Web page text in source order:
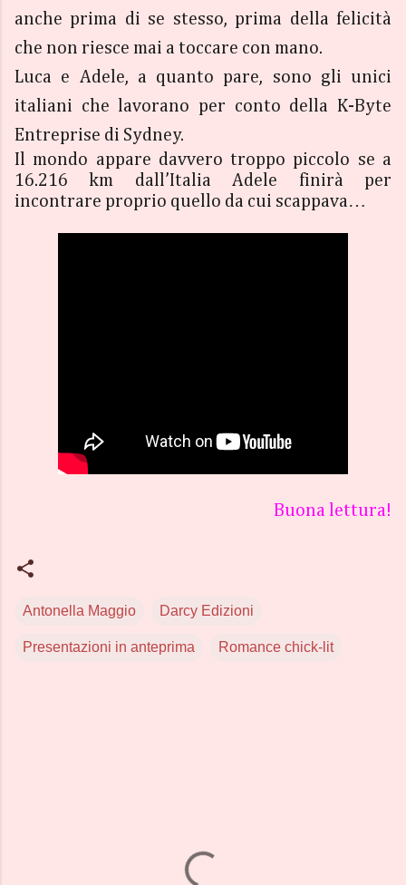
anche prima di se stesso, prima della felicità
che non riesce mai a toccare con mano.
Luca e Adele, a quanto pare, sono gli unici
italiani che lavorano per conto della K-Byte
Entreprise di Sydney.
Il mondo appare davvero troppo piccolo se a
16.216 km dall’Italia Adele finirà per
incontrare proprio quello da cui scappava…
Buona lettura!
Antonella Maggio Darcy Edizioni
Presentazioni in anteprima Romance chick-lit